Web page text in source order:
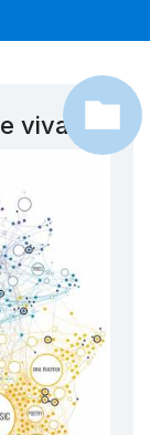
vivant !